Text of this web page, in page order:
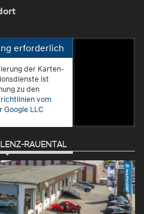
Güls
erforderlich
der Karten-
ist
zu den
vom
LLC
und
RAUENTAL